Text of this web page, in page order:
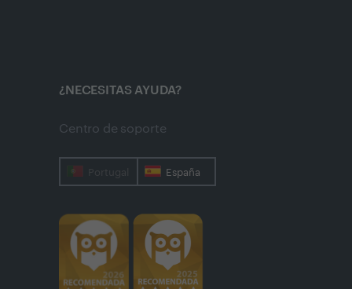
¿NECESITAS AYUDA?
Centro de soporte
Portugal España